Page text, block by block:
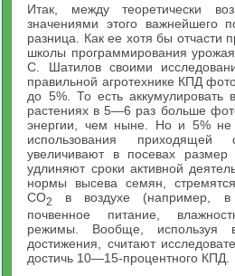
Итак, между теоретически
значениями этого важнейшего
разница. Как ее хотя бы отчасти
школы программирования
С. Шатилов своими
правильной агротехнике КПД
до 5%. То есть аккумулировать
растениях в 5—6 раз больше
энергии, чем ныне. Но и 5% не
использования
увеличивают в посевах размер
удлиняют сроки активной
нормы высева семян, стремятся
СО2
в воздухе (например, в
почвенное питание,
режимы. Вообще, используя
достижения, считают
достичь 10—15-процентного КПД.